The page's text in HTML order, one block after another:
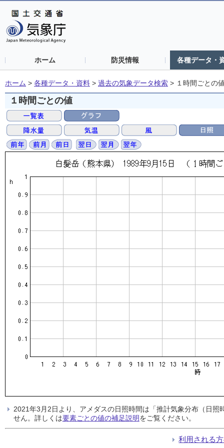
ホーム 防災情報 各種データ・
ホーム > 各種データ・資料 > 過去の気象データ検索 > １時間ごとの
１時間ごとの値
2021年3月2日より、アメダスの日照時間は「推計気象分布（日
せん。詳しくは要素ごとの値の補足説明をご覧ください。
利用される